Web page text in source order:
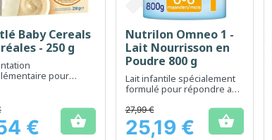
Aperçu rapide
Baby Cereals
- 250 g
pour
€ 
Aperçu rapide
Nutrilon Omneo 1 -
Lait Nourrisson en
Poudre 800 g
Lait infantile spécialement
formulé pour répondre aux
nourrissons dès la
naissance
Prix
27,99 €
25,19 € 